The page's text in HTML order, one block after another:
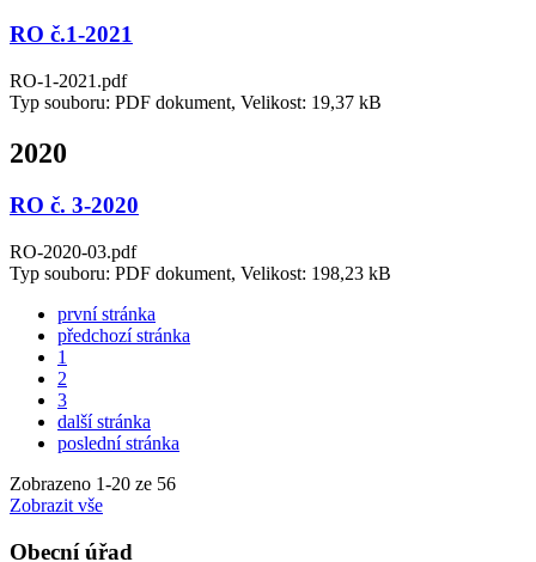
RO č.1-2021
RO-1-2021.pdf
Typ souboru: PDF dokument, Velikost: 19,37 kB
2020
RO č. 3-2020
RO-2020-03.pdf
Typ souboru: PDF dokument, Velikost: 198,23 kB
první stránka
předchozí stránka
1
2
3
další stránka
poslední stránka
Zobrazeno 1-20 ze 56
Zobrazit vše
Obecní úřad